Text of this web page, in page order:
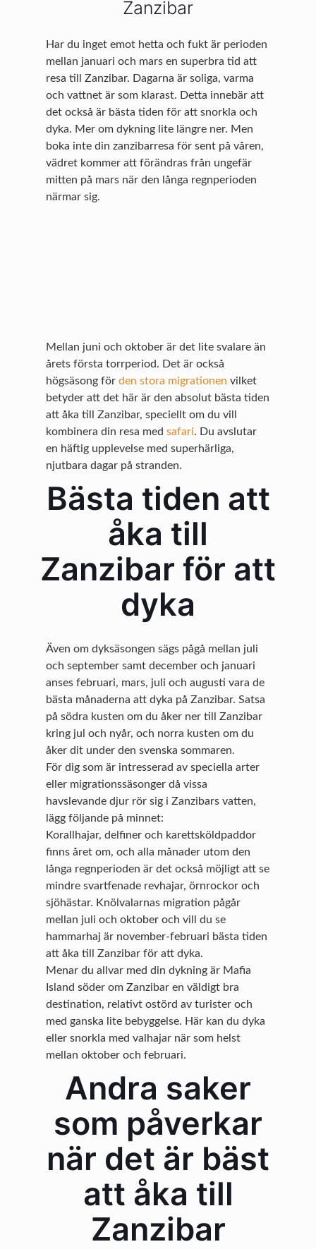
Zanzibar
Har du inget emot hetta och fukt är perioden
mellan januari och mars en superbra tid att
resa till Zanzibar. Dagarna är soliga, varma
och vattnet är som klarast. Detta innebär att
det också är bästa tiden för att snorkla och
dyka. Mer om dykning lite längre ner. Men
boka inte din zanzibarresa för sent på våren,
vädret kommer att förändras från ungefär
mitten på mars när den långa regnperioden
närmar sig.
Mellan juni och oktober är det lite svalare än
årets första torrperiod. Det är också
högsäsong förden stora migrationen vilket
betyder att det här är den absolut bästa tiden
att åka till Zanzibar, speciellt om du vill
kombinera din resa medsafari. Du avslutar
en häftig upplevelse med superhärliga,
njutbara dagar på stranden.
Bästa tiden att
åka till
Zanzibar för att
dyka
Även om dyksäsongen sägs pågå mellan juli
och september samt december och januari
anses februari, mars, juli och augusti vara de
bästa månaderna att dyka på Zanzibar. Satsa
på södra kusten om du åker ner till Zanzibar
kring jul och nyår, och norra kusten om du
åker dit under den svenska sommaren.
För dig som är intresserad av speciella arter
eller migrationssäsonger då vissa
havslevande djur rör sig i Zanzibars vatten,
lägg följande på minnet:
Korallhajar, delfiner och karettsköldpaddor
finns året om, och alla månader utom den
långa regnperioden är det också möjligt att se
mindre svartfenade revhajar, örnrockor och
sjöhästar. Knölvalarnas migration pågår
mellan juli och oktober och vill du se
hammarhaj är november-februari bästa tiden
att åka till Zanzibar för att dyka.
Menar du allvar med din dykning är Mafia
Island söder om Zanzibar en väldigt bra
destination, relativt ostörd av turister och
med ganska lite bebyggelse. Här kan du dyka
eller snorkla med valhajar när som helst
mellan oktober och februari.
Andra saker
som påverkar
när det är bäst
att åka till
Zanzibar